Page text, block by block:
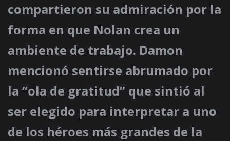
compartieron su admiración por la
forma en que Nolan crea un
ambiente de trabajo. Damon
mencionó sentirse abrumado por
la “ola de gratitud” que sintió al
ser elegido para interpretar a uno
de los héroes más grandes de la